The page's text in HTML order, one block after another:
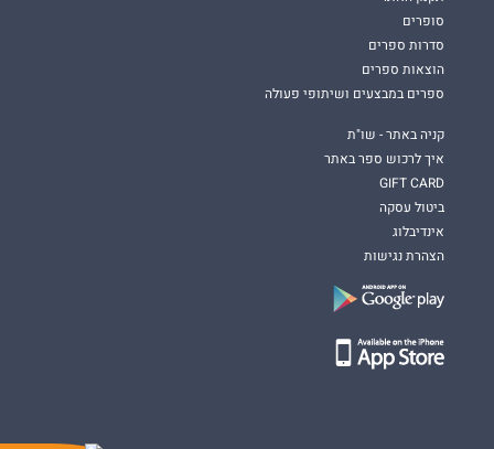
סופרים
סדרות ספרים
הוצאות ספרים
ספרים במבצעים ושיתופי פעולה
קניה באתר - שו"ת
איך לרכוש ספר באתר
GIFT CARD
ביטול עסקה
אינדיבלוג
הצהרת נגישות